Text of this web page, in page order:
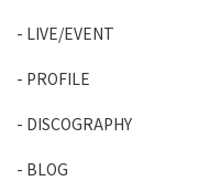
LIVE/EVENT
PROFILE
DISCOGRAPHY
BLOG